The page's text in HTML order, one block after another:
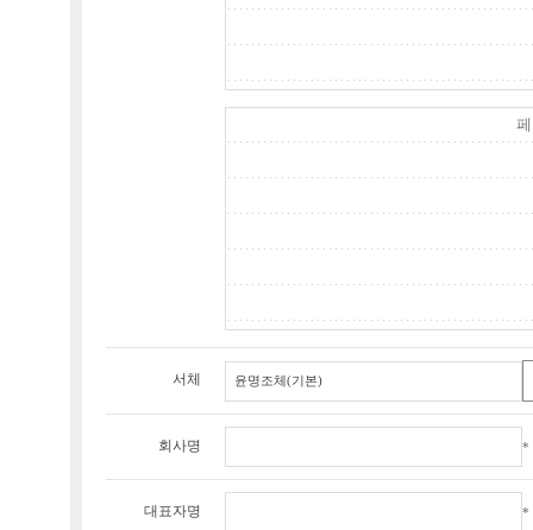
서체
회사명 *
대표자명 *